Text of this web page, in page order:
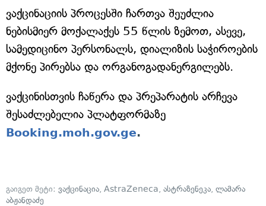
ვაქცინაციის პროცესში ჩართვა შეუძლია
ნებისმიერ მოქალაქეს 55 წლის ზემოთ, ასევე,
სამედიცინო პერსონალს, დიალიზის საჭიროების
მქონე პირებსა და ორგანოგადანერგილებს.
ვაქცინისთვის ჩაწერა და პრეპარატის არჩევა
შესაძლებელია პლატფორმაზე
Booking.moh.gov.ge.
გაიგეთ მეტი: ვაქცინაცია, AstraZeneca, ასტრაზენეკა, ლამარა
აბჟანდაძე